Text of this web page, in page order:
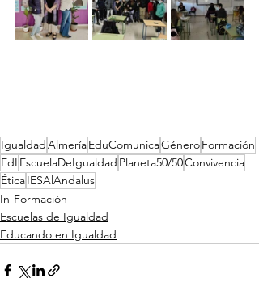
IgualdadAlmeríaEduComunicaGéneroFormación
EdI EscuelaDeIgualdad Planeta50/50Convivencia
ÉticaIESAlAndalus
In-Formación
Escuelas de Igualdad
Educando en Igualdad